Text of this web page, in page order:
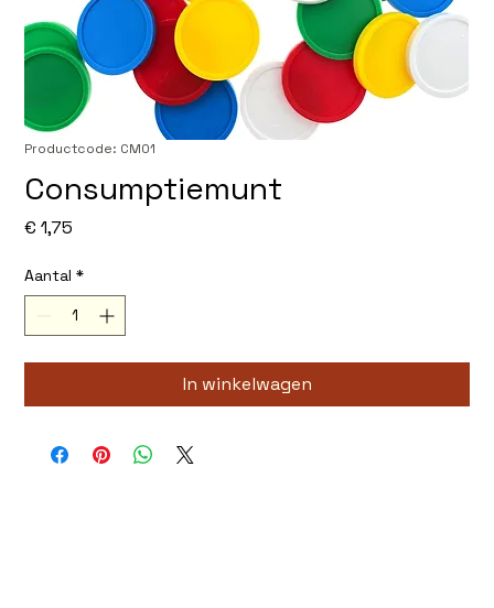
Productcode: CM01
Consumptiemunt
€ 1,75
Aantal *
In winkelwagen